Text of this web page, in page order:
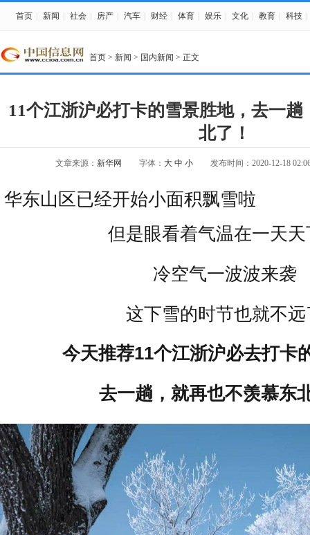
首页 新闻 社会 房产 汽车 财经 体育 娱乐 文化 教育 科技
首页 > 新闻 > 国内新闻 > 正文
11个江浙沪必打卡的雪景胜地，去一
北了！
文章来源： 新华网 字体： 大 中 小 发布时间：2020-12-18
华东山区已经开始小面积飘雪啦
但是眼看着气温在一天天
冷空气一波波来袭
这下雪的时节也就不远
今天推荐11个江浙沪必去打卡
去一趟，就再也不羡慕东